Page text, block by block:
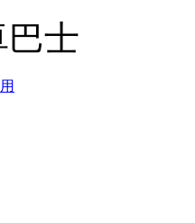
士